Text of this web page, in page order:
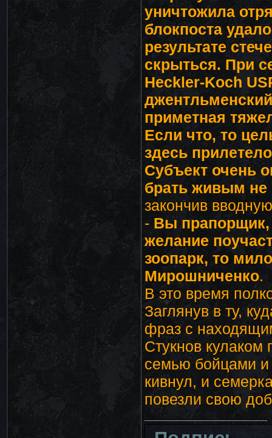
уничтожила
блокпоста
результате
скрыться. При
Heckler-Koch
приметная
Если что, то
здесь
Субъект очень
брать живым не
закончив
-Вы прапорщик,
желание
зоопарк, то
Мирошниченко.
В это время
Заглянув в ту,
фраз с
Стукнов
семью бойцами и
кивнул, и
повезли свою